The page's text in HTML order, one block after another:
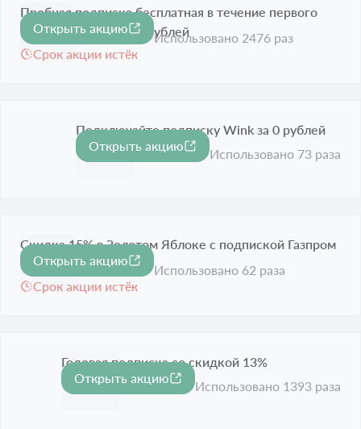
Пробная подписка бесплатная в течение первого
месяца, затем — 299 рублей
Срок акции истёк
Открыть акцию
Использовано 2476 раз
Подключайте подписку Wink за 0 рублей
Срок акции истёк
Открыть акцию
Использовано 73 раза
-15%
Скидка 15% в Золотом Яблоке с подпиской Газпром
Бонус
Срок акции истёк
Открыть акцию
Использовано 62 раза
-13%
Годовая подписка со скидкой 13%
Срок акции истёк
Открыть акцию
Использовано 1393 раза